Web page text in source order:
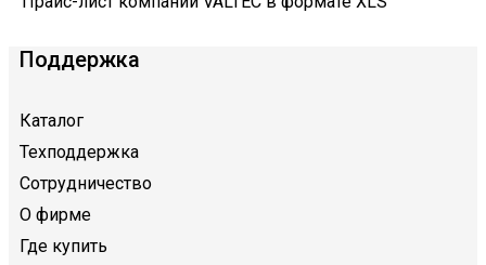
Поддержка
Каталог
Техподдержка
Сотрудничество
О фирме
Где купить